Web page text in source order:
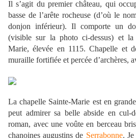
Il s’agit du premier château, qui
basse de l’arête rocheuse (d’où le
donjon inférieur). Il comporte un
(visible sur la photo ci-dessus) et la
Marie, élevée en 1115. Chapelle et
muraille fortifiée et percée d’archères,
La chapelle Sainte-Marie est en
peut admirer sa belle abside en cul-
roman, avec une voûte en berceau
chanoines augustins de Serrabonne. Je